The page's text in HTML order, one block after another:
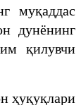
муқаддас
дунёнинг
қилувчи
ҳуқуқлари